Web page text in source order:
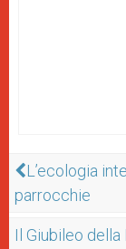
L’ecologia
parrocchie
Il Giubileo